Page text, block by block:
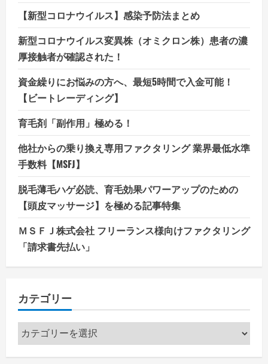
【新型コロナウイルス】感染予防法まとめ
新型コロナウイルス変異株（オミクロン株）患者の濃
厚接触者が確認された！
資金繰りにお悩みの方へ、最短5時間で入金可能！
【ビートレーディング】
育毛剤「副作用」極める！
他社からの乗り換え専用ファクタリング 業界最低水準
手数料【MSFJ】
脱毛薄毛ハゲ必読、育毛効果パワーアップのための
【頭皮マッサージ】を極める記事特集
ＭＳＦＪ株式会社 フリーランス様向けファクタリング
「請求書先払い」
カテゴリー
カ
テ
ゴ